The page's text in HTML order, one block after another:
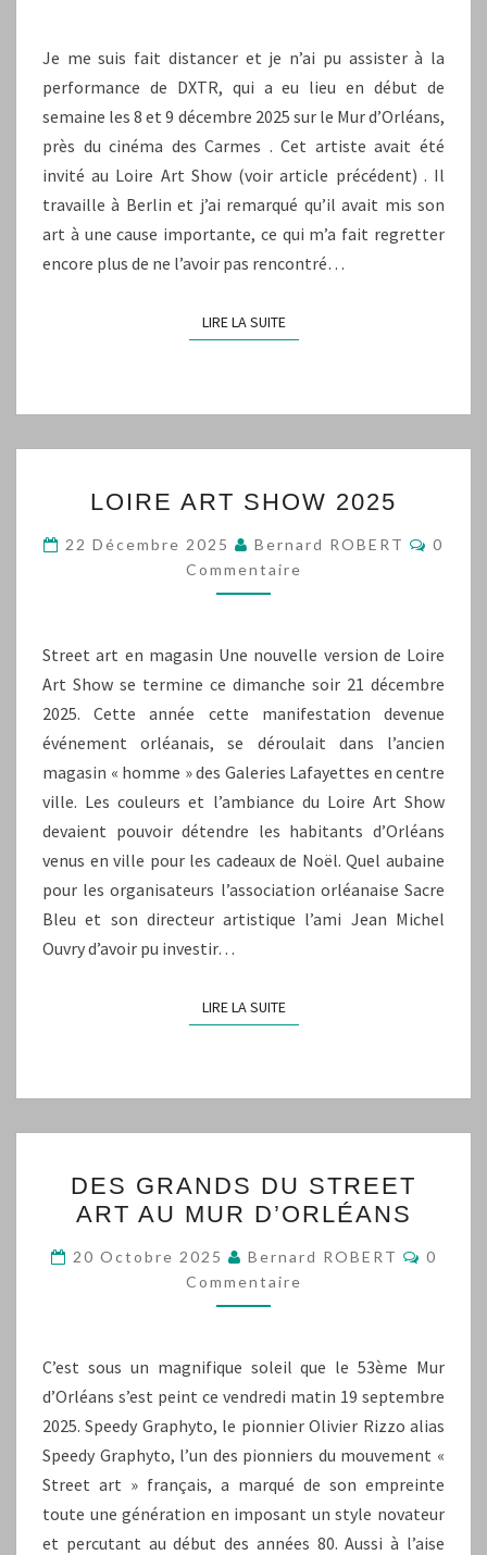
Je me suis fait distancer et je n’ai pu assister à la
performance de DXTR, qui a eu lieu en début de
semaine les 8 et 9 décembre 2025 sur le Mur d’Orléans,
près du cinéma des Carmes . Cet artiste avait été
invité au Loire Art Show (voir article précédent) . Il
travaille à Berlin et j’ai remarqué qu’il avait mis son
art à une cause importante, ce qui m’a fait regretter
encore plus de ne l’avoir pas rencontré…
LIRE LA SUITELIRE LA SUITE
ART
SHOW
2025
LOIRE ART SHOW 2025
22 Décembre 2025 Bernard ROBERT
0
Commentaire
Street art en magasin Une nouvelle version de Loire
Art Show se termine ce dimanche soir 21 décembre
2025. Cette année cette manifestation devenue
événement orléanais, se déroulait dans l’ancien
magasin « homme » des Galeries Lafayettes en centre
ville. Les couleurs et l’ambiance du Loire Art Show
devaient pouvoir détendre les habitants d’Orléans
venus en ville pour les cadeaux de Noël. Quel aubaine
pour les organisateurs l’association orléanaise Sacre
Bleu et son directeur artistique l’ami Jean Michel
Ouvry d’avoir pu investir…
LIRE LA SUITELIRE LA SUITE
GRANDS
DU
STREET
ART
AU
D’ORLÉANS
DES GRANDS DU STREET
ART AU MUR D’ORLÉANS
20 Octobre 2025 Bernard ROBERT
0
Commentaire
C’est sous un magnifique soleil que le 53ème Mur
d’Orléans s’est peint ce vendredi matin 19 septembre
2025. Speedy Graphyto, le pionnier Olivier Rizzo alias
Speedy Graphyto, l’un des pionniers du mouvement «
Street art » français, a marqué de son empreinte
toute une génération en imposant un style novateur
et percutant au début des années 80. Aussi à l’aise